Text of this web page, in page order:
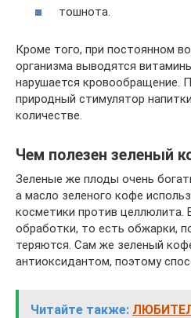
тошнота.
Кроме того, при постоянном
организма выводятся
нарушается кровообращение.
природный стимулятор
количестве.
Чем полезен зеленый
Зеленые же плоды очень
а масло зеленого кофе
косметики против целлюлита.
обработки, то есть обжарки,
теряются. Сам же зеленый
антиоксидантом, поэтому
Читайте также: